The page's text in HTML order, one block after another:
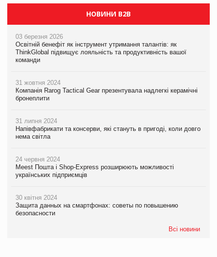
НОВИНИ B2B
03 березня 2026
Освітній бенефіт як інструмент утримання талантів: як
ThinkGlobal підвищує лояльність та продуктивність вашої
команди
31 жовтня 2024
Компанія Rarog Tactical Gear презентувала надлегкі керамічні
бронеплити
31 липня 2024
Напівфабрикати та консерви, які стануть в пригоді, коли довго
нема світла
24 червня 2024
Meest Пошта і Shop-Express розширюють можливості
українських підприємців
30 квітня 2024
Защита данных на смартфонах: советы по повышению
безопасности
Всі новини